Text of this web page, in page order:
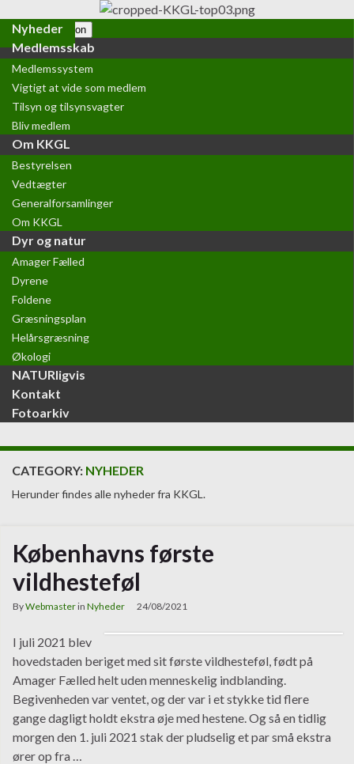
Toggle navigation
Nyheder
Medlemsskab
Medlemssystem
Vigtigt at vide som medlem
Tilsyn og tilsynsvagter
Bliv medlem
Om KKGL
Bestyrelsen
Vedtægter
Generalforsamlinger
Om KKGL
Dyr og natur
Amager Fælled
Dyrene
Foldene
Græsningsplan
Helårsgræsning
Økologi
NATURligvis
Kontakt
Fotoarkiv
CATEGORY: NYHEDER
Herunder findes alle nyheder fra KKGL.
Københavns første
vildhesteføl
ByWebmaster in Nyheder 24/08/2021
I juli 2021 blev
hovedstaden beriget med sit første vildhesteføl, født på
Amager Fælled helt uden menneskelig indblanding.
Begivenheden var ventet, og der var i et stykke tid flere
gange dagligt holdt ekstra øje med hestene. Og så en tidlig
morgen den 1. juli 2021 stak der pludselig et par små ekstra
ører op fra …